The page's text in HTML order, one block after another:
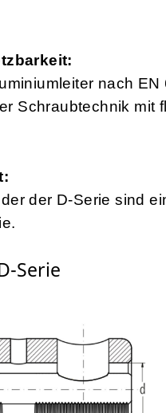
nach
Schraubtechnik mit
der D-Serie sind
Serie